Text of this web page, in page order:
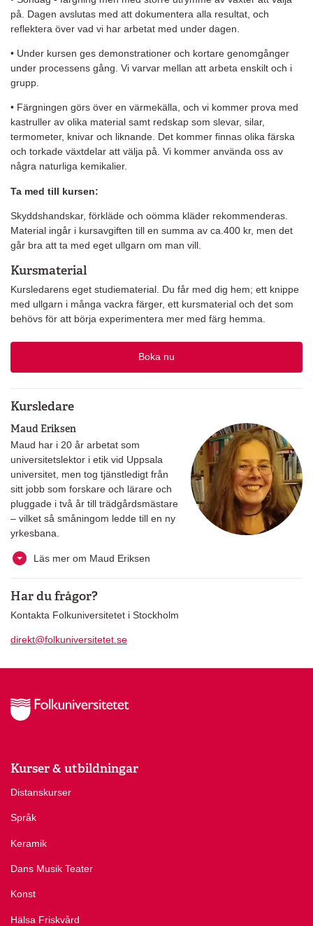
på. Dagen avslutas med att dokumentera alla resultat, och
reflektera över vad vi har arbetat med under dagen.
• Under kursen ges demonstrationer och kortare genomgånger
under processens gång. Vi varvar mellan att arbeta enskilt och i
grupp.
• Färgningen görs över en värmekälla, och vi kommer prova med
kastruller av olika material samt redskap som slevar, silar,
termometer, knivar och liknande. Det kommer finnas olika färska
och torkade växtdelar att välja på. Vi kommer använda oss av
några naturliga kemikalier.
Ta med till kursen:
Skyddshandskar, förkläde och oömma kläder rekommenderas.
Material ingår i kursavgiften till en summa av ca.400 kr, men det
går bra att ta med eget ullgarn om man vill.
Kursmaterial
Kursledarens eget studiematerial. Du får med dig hem; ett knippe
med ullgarn i många vackra färger, ett kursmaterial och det som
behövs för att börja experimentera mer med färg hemma.
Boka nu
Kursledare
Maud Eriksen
Maud har i 20 år arbetat som
universitetslektor i etik vid Uppsala
universitet, men tog tjänstledigt från
sitt jobb som forskare och lärare och
pluggade i två år till trädgårdsmästare
– vilket så småningom ledde till en ny
yrkesbana.
Läs mer om Maud Eriksen
Har du frågor?
Kontakta Folkuniversitetet i Stockholm
direkt@folkuniversitetet.se
Kurser & utbildningar
Distanskurser
Språk
Keramik
Dans Musik Teater
Konst
Hälsa Friskvård